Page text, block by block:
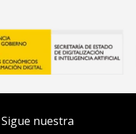
Sigue nuestra